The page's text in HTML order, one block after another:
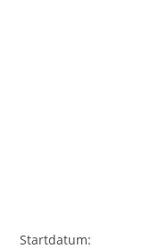
Startdatum: